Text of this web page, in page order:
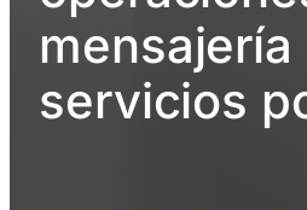
mensajería
servicios